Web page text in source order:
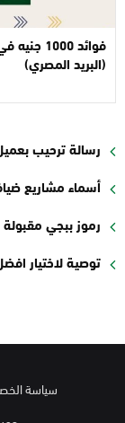
فوائد
(البريد المصري)
رسالة ترحيب
أسماء مشاريع
رموز ببجي مقبولة
توصية لاختيار
سياسة